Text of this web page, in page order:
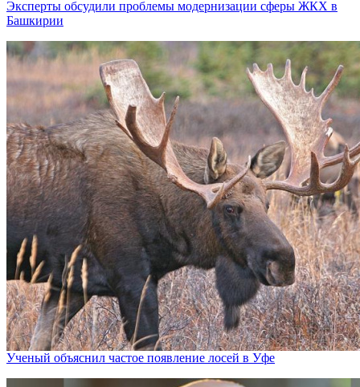
Эксперты обсудили проблемы модернизации сферы ЖКХ в
Башкирии
Ученый объяснил частое появление лосей в Уфе